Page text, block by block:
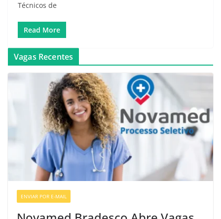
Técnicos de
Read More
Vagas Recentes
ENVIAR POR E-MAIL